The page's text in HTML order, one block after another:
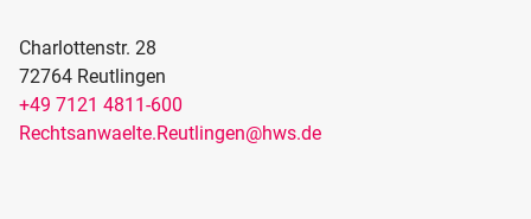
Charlottenstr. 28
72764 Reutlingen
+49 7121 4811-600
Rechtsanwaelte.Reutlingen@hws.de
KARTE AKTIVIEREN
Möchten Sie unseren Standort auf der Karte sehen?